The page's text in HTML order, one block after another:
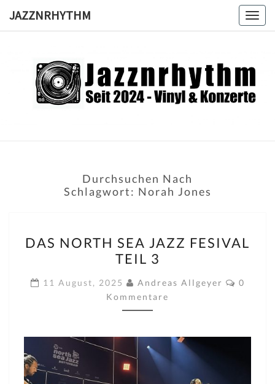
JAZZNRHYTHM
Seit
2024 –
Durchsuchen Nach
Schlagwort: Norah Jones
NORTH
SEA
JAZZ
FESIVAL
TEIL
DAS NORTH SEA JAZZ FESIVAL
TEIL 3
11 August, 2025 Andreas Allgeyer
0
Kommentare